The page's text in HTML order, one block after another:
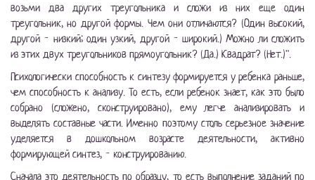
возьми два других треугольника и сложи из них еще один
треугольник, но другой формы. Чем они отличаются? (Один высокий,
другой - низкий; один узкий, другой - широкий.) Можно ли сложить
из этих двух треугольников прямоугольник? (Да.) Квадрат? (Нет.)".
Психологически способность к синтезу формируется у ребенка раньше,
чем способность к анализу. То есть, если ребенок знает, как это было
собрано (сложено, сконструировано), ему легче анализировать и
выделять составные части. Именно поэтому столь серьезное значение
уделяется в дошкольном возрасте деятельности, активно
формирующей синтез, - конструированию.
Сначала это деятельность по образцу, то есть выполнение заданий по